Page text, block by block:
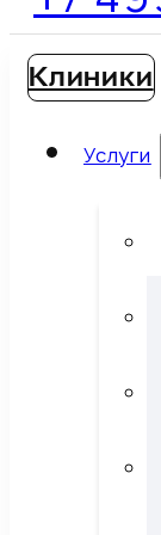
Клиники
Услуги